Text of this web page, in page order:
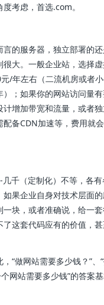
考虑，首选.com。
的服务器，独立部署的
很大。一般企业站，选择
/年左右（二流机房或者
）；如果你的网站访问量
计增加带宽和流量，或者
配备CDN加速等，费用就
千（定制化）不等，各
如果企业自身对技术层面
一块，或者准确说，给一
了这套代码应有的价值，
“做网站需要多少钱？”、
个网站需要多少钱”的答案